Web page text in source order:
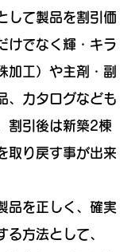
して製品を割引価
けでなく輝・キラ
加工）や主剤・副
、カタログなども
割引後は新築2棟
取り戻す事が出来
品を正しく、確実
る方法として、